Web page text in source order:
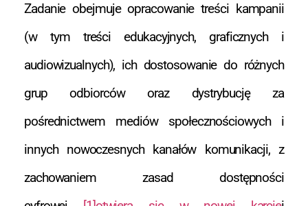
Zadanie obejmuje opracowanie treści kampanii
(w tym treści edukacyjnych, graficznych i
audiowizualnych), ich dostosowanie do różnych
grup odbiorców oraz dystrybucję za
pośrednictwem mediów społecznościowych i
innych nowoczesnych kanałów komunikacji, z
zachowaniem zasad dostępności